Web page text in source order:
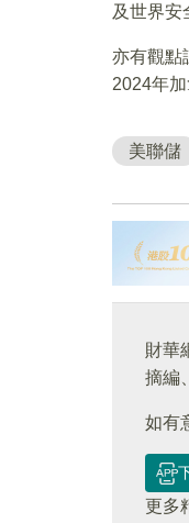
及世界安
亦有觀點
2024年
美聯儲
財華
摘編
如有
更多